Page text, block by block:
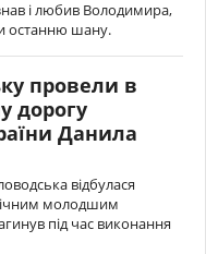
і любив Володимира,
останню шану.
провели в
дорогу
Данила
відбулася
молодшим
під час виконання